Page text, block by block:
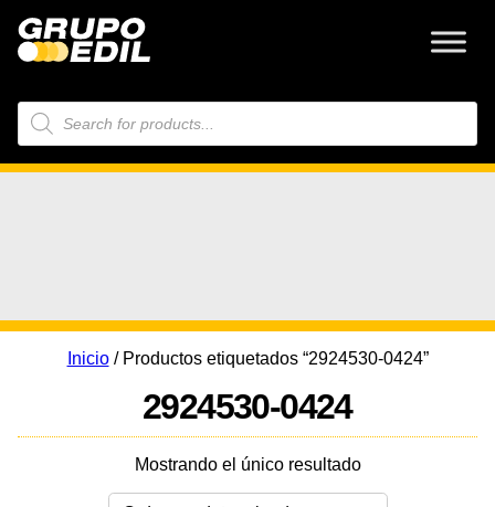
Búsqueda
de
productos
Inicio/ Productos etiquetados “2924530-0424”
2924530-0424
Mostrando el único resultado